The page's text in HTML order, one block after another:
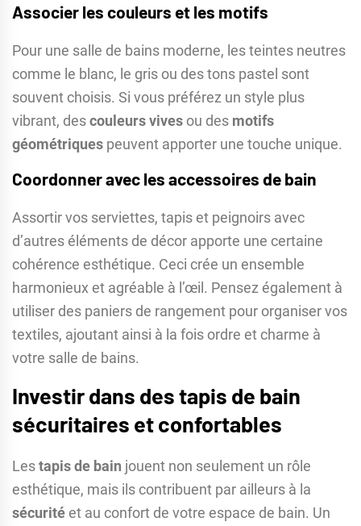
Associer les couleurs et les motifs
Pour une salle de bains moderne, les teintes neutres
comme le blanc, le gris ou des tons pastel sont
souvent choisis. Si vous préférez un style plus
vibrant, descouleurs vives ou des motifs
géométriques peuvent apporter une touche unique.
Coordonner avec les accessoires de bain
Assortir vos serviettes, tapis et peignoirs avec
d’autres éléments de décor apporte une certaine
cohérence esthétique. Ceci crée un ensemble
harmonieux et agréable à l’œil. Pensez également à
utiliser des paniers de rangement pour organiser vos
textiles, ajoutant ainsi à la fois ordre et charme à
votre salle de bains.
Investir dans des tapis de bain
sécuritaires et confortables
Lestapis de bain jouent non seulement un rôle
esthétique, mais ils contribuent par ailleurs à la
sécurité et au confort de votre espace de bain. Un